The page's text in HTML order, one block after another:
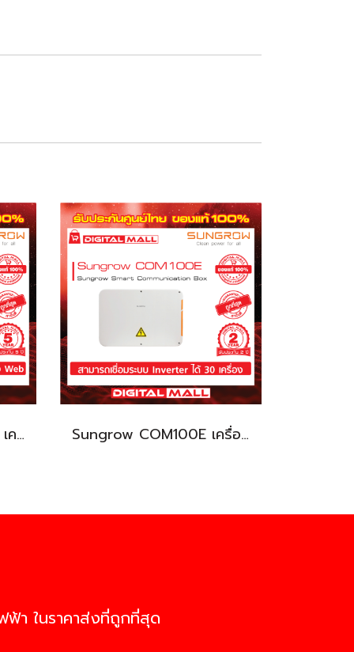
Sungrow SG125CX-P2 เครื่องแปลงแรงดันไฟฟ้า (Inverter) Sungrow COM100E เครื่องแปลงแรงดันไฟฟ้า (Inverter)
า ในราคาส่งที่ถูกที่สุด